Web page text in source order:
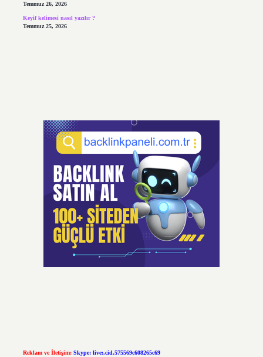
Temmuz 26, 2026
Keyif kelimesi nasıl yazılır ?
Temmuz 25, 2026
Reklam ve İletişim: Skype: live:.cid.575569c608265c69